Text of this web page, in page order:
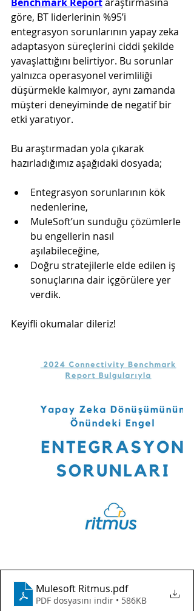
göre, BT liderlerinin %95’i
entegrasyon sorunlarının yapay zeka
adaptasyon süreçlerini ciddi şekilde
yavaşlattığını belirtiyor. Bu sorunlar
yalnızca operasyonel verimliliği
düşürmekle kalmıyor, aynı zamanda
müşteri deneyiminde de negatif bir
etki yaratıyor.
Bu araştırmadan yola çıkarak
hazırladığımız aşağıdaki dosyada;
Entegrasyon sorunlarının kök
nedenlerine,
MuleSoft’un sunduğu çözümlerle
bu engellerin nasıl
aşılabileceğine,
Doğru stratejilerle elde edilen iş
sonuçlarına dair içgörülere yer
verdik.
Keyifli okumalar dileriz!
Mulesoft Ritmus.pdf
PDF dosyasını indir • 586KB